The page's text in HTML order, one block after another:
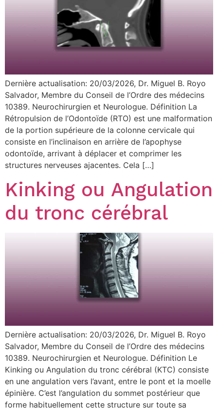
Dernière actualisation: 20/03/2026, Dr. Miguel B. Royo
Salvador, Membre du Conseil de l’Ordre des médecins
10389. Neurochirurgien et Neurologue. Définition La
Rétropulsion de l’Odontoïde (RTO) est une malformation
de la portion supérieure de la colonne cervicale qui
consiste en l’inclinaison en arrière de l’apophyse
odontoïde, arrivant à déplacer et comprimer les
structures nerveuses ajacentes. Cela […]
Kinking ou Angulation
du tronc cérébral
Dernière actualisation: 20/03/2026, Dr. Miguel B. Royo
Salvador, Membre du Conseil de l’Ordre des médecins
10389. Neurochirurgien et Neurologue. Définition Le
Kinking ou Angulation du tronc cérébral (KTC) consiste
en une angulation vers l’avant, entre le pont et la moelle
épinière. C’est l’angulation du sommet postérieur que
forme habituellement cette structure sur toute sa